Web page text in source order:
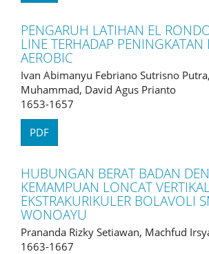
PENGARUH LATIHAN EL
LINE TERHADAP PENINGKATAN
AEROBIC
Ivan Abimanyu Febriano Sutrisno
Muhammad, David Agus Prianto
1653-1657
PDF
HUBUNGAN BERAT BADAN
KEMAMPUAN LONCAT
EKSTRAKURIKULER BOLAVOLI
WONOAYU
Prananda Rizky Setiawan, Machfud
1663-1667